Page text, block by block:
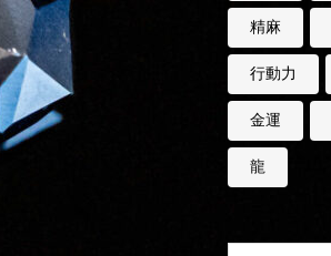
精麻
行動力
金運
龍